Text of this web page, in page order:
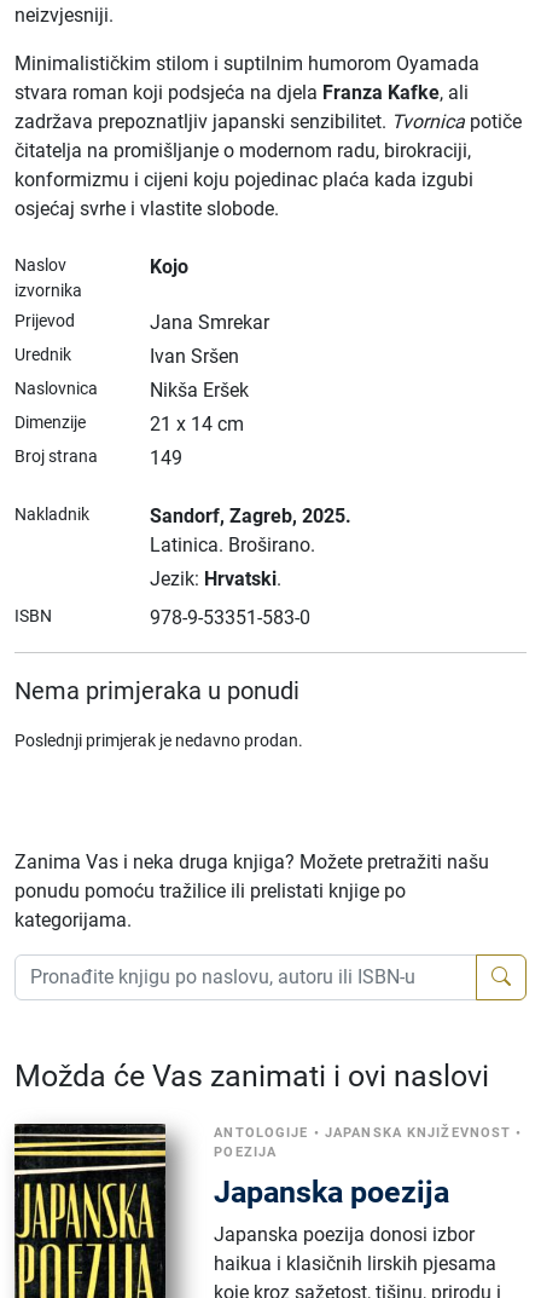
neizvjesniji.
Minimalističkim stilom i suptilnim humorom Oyamada
stvara roman koji podsjeća na djela Franza Kafke, ali
zadržava prepoznatljiv japanski senzibilitet. Tvornica potiče
čitatelja na promišljanje o modernom radu, birokraciji,
konformizmu i cijeni koju pojedinac plaća kada izgubi
osjećaj svrhe i vlastite slobode.
Naslov
izvornika
Kojo
Prijevod Jana Smrekar
Urednik Ivan Sršen
Naslovnica Nikša Eršek
Dimenzije 21 x 14 cm
Broj strana 149
Nakladnik Sandorf, Zagreb, 2025.
Latinica. Broširano.
Jezik: Hrvatski.
ISBN 978-9-53351-583-0
Nema primjeraka u ponudi
Poslednji primjerak je nedavno prodan.
Zanima Vas i neka druga knjiga? Možete pretražiti našu
ponudu pomoću tražilice ili prelistati knjige po
kategorijama.
Možda će Vas zanimati i ovi naslovi
ANTOLOGIJE • JAPANSKA KNJIŽEVNOST •
POEZIJA
Japanska poezija
Japanska poezija donosi izbor
haikua i klasičnih lirskih pjesama
koje kroz sažetost, tišinu, prirodu i